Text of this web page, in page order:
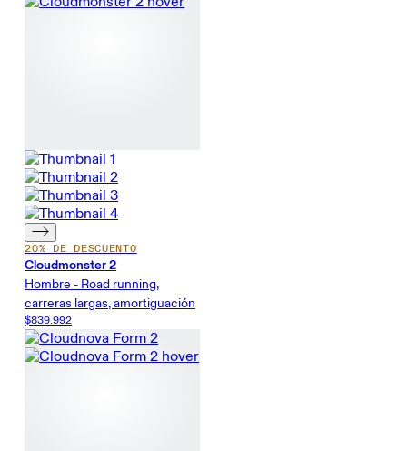
20% DE DESCUENTO
Cloudmonster 2
Hombre - Road running,
carreras largas, amortiguación
$839.992